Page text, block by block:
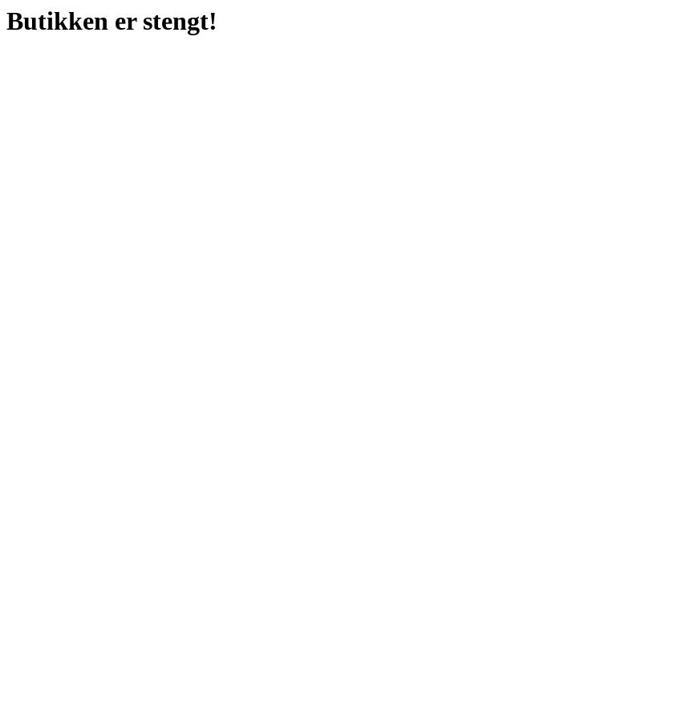
Butikken er stengt!